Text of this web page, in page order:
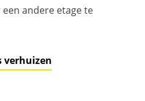
andere etage te
verhuizen